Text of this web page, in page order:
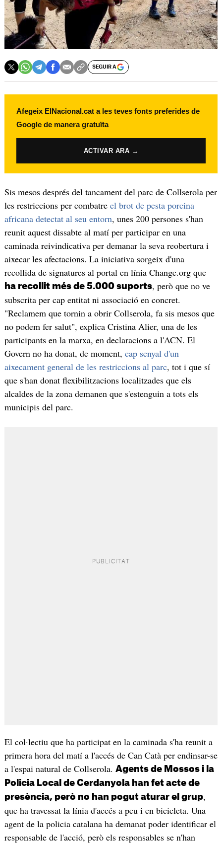
SEGUIR A
Afegeix ElNacional.cat a les teves fonts preferides de
Google de manera gratuïta
ACTIVAR ARA →
Sis mesos després del tancament del parc de Collserola per
les restriccions per combatre el brot de pesta porcina
africana detectat al seu entorn, unes 200 persones s'han
reunit aquest dissabte al matí per participar en una
caminada reivindicativa per demanar la seva reobertura i
aixecar les afectacions. La iniciativa sorgeix d'una
recollida de signatures al portal en línia Change.org que
ha recollit més de 5.000 suports, però que no ve
subscrita per cap entitat ni associació en concret.
"Reclamem que tornin a obrir Collserola, fa sis mesos que
no podem fer salut", explica Cristina Alier, una de les
participants en la marxa, en declaracions a l'ACN. El
Govern no ha donat, de moment, cap senyal d'un
aixecament general de les restriccions al parc, tot i que sí
que s'han donat flexibilitzacions localitzades que els
alcaldes de la zona demanen que s'estenguin a tots els
municipis del parc.
El col·lectiu que ha participat en la caminada s'ha reunit a
primera hora del matí a l'accés de Can Catà per endinsar-se
a l'espai natural de Collserola. Agents de Mossos i la
Policia Local de Cerdanyola han fet acte de
presència, però no han pogut aturar el grup,
que ha travessat la línia d'accés a peu i en bicicleta. Una
agent de la policia catalana ha demanat poder identificar el
responsable de l'acció, però els responsables se n'han